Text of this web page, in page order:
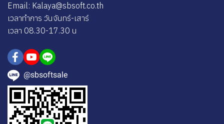
Email: Kalaya@sbsoft.co.th
เวลาทำการ วันจันทร์-เสาร์
เวลา 08.30-17.30 น
@sbsoftsale